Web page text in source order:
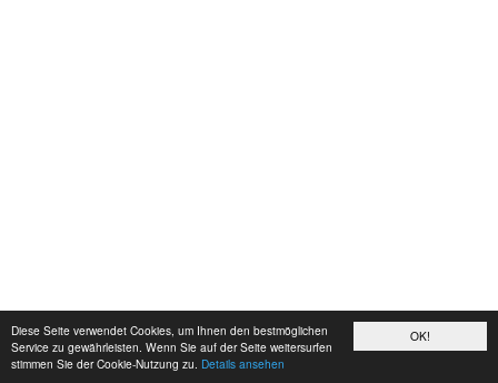
OK!
Diese Seite verwendet Cookies, um Ihnen den bestmöglichen
Service zu gewährleisten. Wenn Sie auf der Seite weitersurfen
stimmen Sie der Cookie-Nutzung zu. Details ansehen